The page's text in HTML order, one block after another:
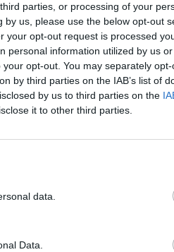
parties, or processing of your
us, please use the below opt-out
your opt-out request is processed
personal information utilized by us
opt-out. You may separately
by third parties on the IAB’s list of
by us to third parties on the
it to other third parties.
data.
Data.
τους κορυφαίους αν
ματς του ΠΑΣ με την
δύο τέρματα....